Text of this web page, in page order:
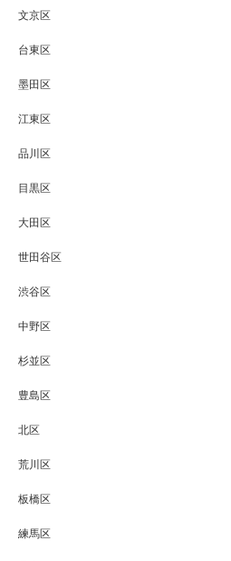
文京区
台東区
墨田区
江東区
品川区
目黒区
大田区
世田谷区
渋谷区
中野区
杉並区
豊島区
北区
荒川区
板橋区
練馬区